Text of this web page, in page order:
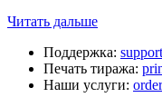
Читать дальше
Поддержка:
Печать тиража:
Наши услуги: